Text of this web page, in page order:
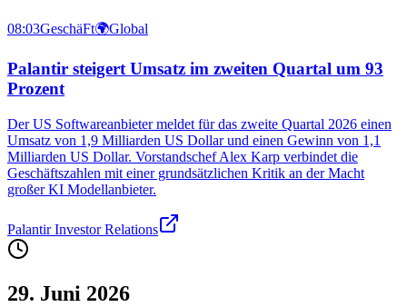
08:03GeschäFt🌍Global
Palantir steigert Umsatz im zweiten Quartal um 93
Prozent
Der US Softwareanbieter meldet für das zweite Quartal 2026 einen
Umsatz von 1,9 Milliarden US Dollar und einen Gewinn von 1,1
Milliarden US Dollar. Vorstandschef Alex Karp verbindet die
Geschäftszahlen mit einer grundsätzlichen Kritik an der Macht
großer KI Modellanbieter.
Palantir Investor Relations
29. Juni 2026